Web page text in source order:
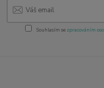
Souhlasím se zpracováním